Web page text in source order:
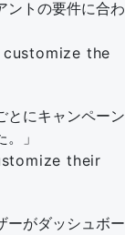
ントの要件に合わ
the
とにキャンペーン
」
their
ーがダッシュボー